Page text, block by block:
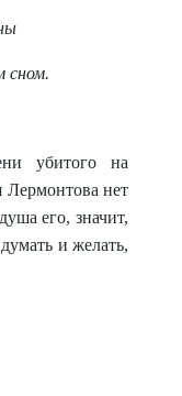
сном.
убитого на
Лермонтова нет
его, значит,
и желать,